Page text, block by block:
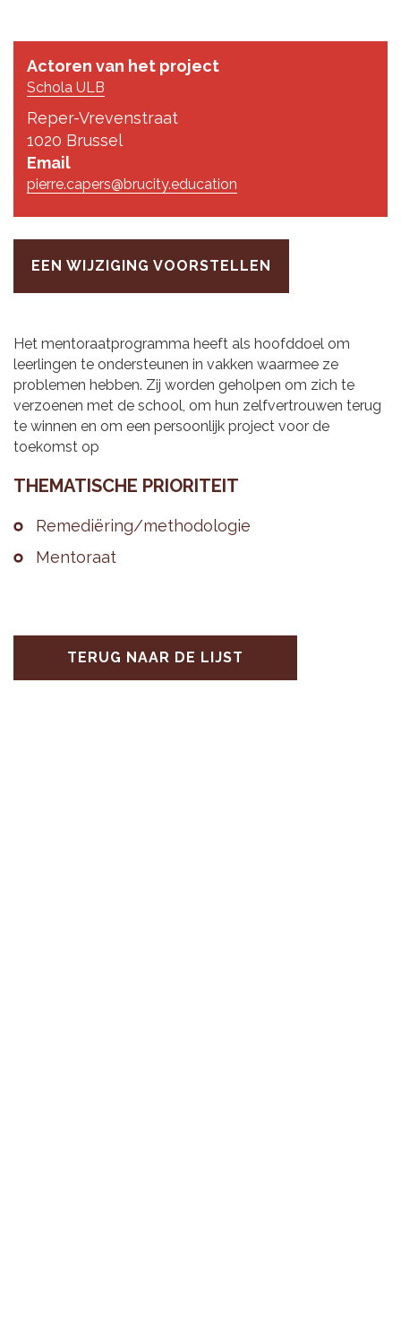
Actoren van het project
Schola ULB
Reper-Vrevenstraat
1020 Brussel
Email
pierre.capers@brucity.education
EEN WIJZIGING VOORSTELLEN
Het mentoraatprogramma heeft als hoofddoel om
leerlingen te ondersteunen in vakken waarmee ze
problemen hebben. Zij worden geholpen om zich te
verzoenen met de school, om hun zelfvertrouwen terug
te winnen en om een persoonlijk project voor de
toekomst op
THE­MA­TI­SCHE PRI­O­RI­TEIT
Re­me­diëring/me­tho­do­lo­gie
Men­to­raat
TERUG NAAR DE LIJST